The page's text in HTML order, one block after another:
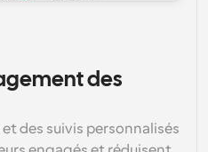
des
des suivis personnalisés